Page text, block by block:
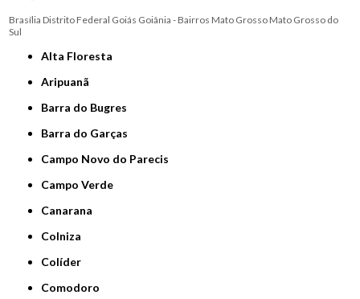
Brasília Distrito Federal Goiás Goiânia - Bairros Mato Grosso Mato Grosso do
Sul
Alta Floresta
Aripuanã
Barra do Bugres
Barra do Garças
Campo Novo do Parecis
Campo Verde
Canarana
Colniza
Colíder
Comodoro